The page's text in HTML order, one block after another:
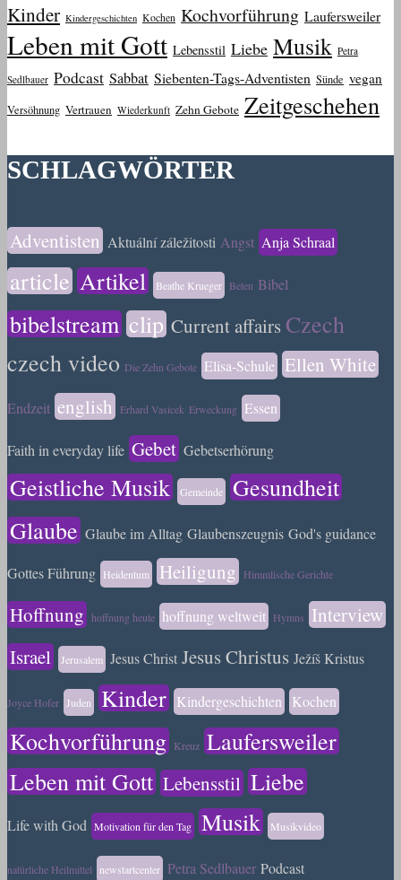
Kinder Kindergeschichten Kochen Kochvorführung Laufersweiler
Leben mit Gott Lebensstil Liebe Musik Petra
Sedlbauer Podcast Sabbat Siebenten-Tags-Adventisten Sünde vegan
Versöhnung Vertrauen Wiederkunft Zehn Gebote Zeitgeschehen
SCHLAGWÖRTER
Adventisten Aktuální záležitosti Angst Anja Schraal
article Artikel Beathe Krueger Beten Bibel
bibelstream clip Current affairs Czech
czech video Die Zehn Gebote Elisa-Schule Ellen White
Endzeit english Erhard Vasicek Erweckung Essen
Faith in everyday life Gebet Gebetserhörung
Geistliche Musik Gemeinde
Gesundheit
Glaube Glaube im Alltag Glaubenszeugnis God's guidance
Gottes Führung Heidentum Heiligung Himmlische Gerichte
Hoffnung hoffnung heute hoffnung weltweit Hymns
Interview
Israel
Jerusalem Jesus Christ Jesus Christus Ježíš Kristus
Joyce Hofer Juden Kinder Kindergeschichten Kochen
Kochvorführung Kreuz Laufersweiler
Leben mit Gott Lebensstil Liebe
Life with God Motivation für den Tag Musik Musikvideo
natürliche Heilmittel newstartcenter Petra Sedlbauer Podcast